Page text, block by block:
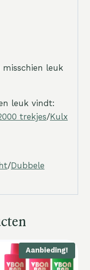
leuk
leuk vindt:
trekjes/Kulx
/Dubbele
Aanbieding!